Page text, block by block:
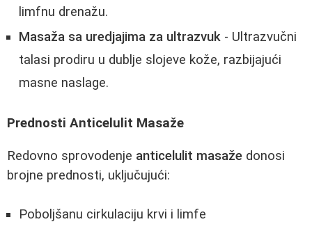
limfnu drenažu.
Masaža sa uredjajima za ultrazvuk - Ultrazvučni
talasi prodiru u dublje slojeve kože, razbijajući
masne naslage.
Prednosti Anticelulit Masaže
Redovno sprovodenje anticelulit masaže donosi
brojne prednosti, uključujući:
Poboljšanu cirkulaciju krvi i limfe